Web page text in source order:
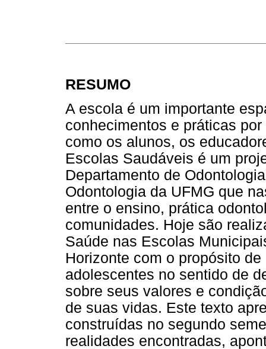
RESUMO
A escola é um importante
conhecimentos e práticas
como os alunos, os
Escolas Saudáveis é um
Departamento de
Odontologia da UFMG que
entre o ensino, prática
comunidades. Hoje são
Saúde nas Escolas
Horizonte com o propósito
adolescentes no sentido de
sobre seus valores e
de suas vidas. Este texto
construídas no segundo
realidades encontradas,